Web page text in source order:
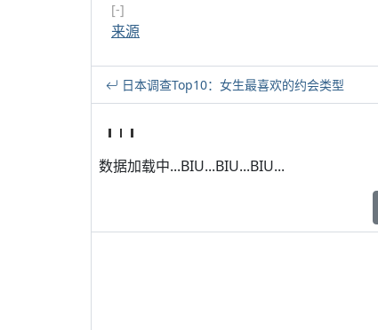
[-]
来源
日本调查Top10：女生最喜欢的约会类型
数据加载中...BIU...BIU...BIU...